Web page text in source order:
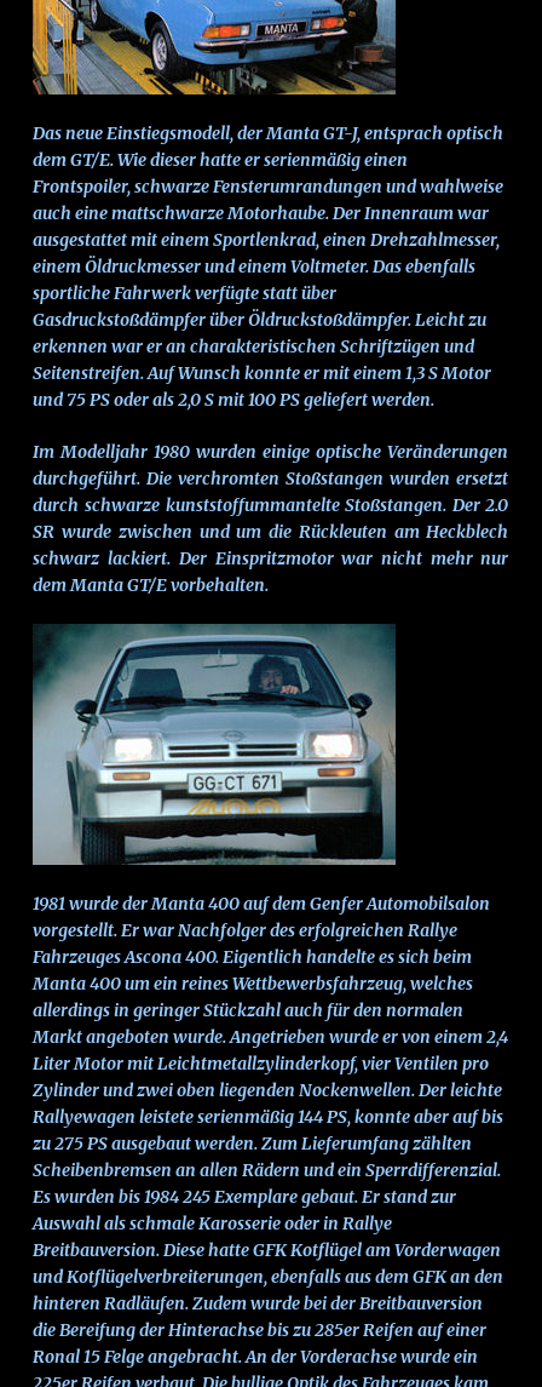
Das neue Einstiegsmodell, der Manta GT-J, entsprach optisch
dem GT/E. Wie dieser hatte er serienmäßig einen
Frontspoiler, schwarze Fensterumrandungen und wahlweise
auch eine mattschwarze Motorhaube. Der Innenraum war
ausgestattet mit einem Sportlenkrad, einen Drehzahlmesser,
einem Öldruckmesser und einem Voltmeter. Das ebenfalls
sportliche Fahrwerk verfügte statt über
Gasdruckstoßdämpfer über Öldruckstoßdämpfer. Leicht zu
erkennen war er an charakteristischen Schriftzügen und
Seitenstreifen. Auf Wunsch konnte er mit einem 1,3 S Motor
und 75 PS oder als 2,0 S mit 100 PS geliefert werden.
Im Modelljahr 1980 wurden einige optische Veränderungen
durchgeführt. Die verchromten Stoßstangen wurden ersetzt
durch schwarze kunststoffummantelte Stoßstangen. Der 2.0
SR wurde zwischen und um die Rückleuten am Heckblech
schwarz lackiert. Der Einspritzmotor war nicht mehr nur
dem Manta GT/E vorbehalten.
1981 wurde der Manta 400 auf dem Genfer Automobilsalon
vorgestellt. Er war Nachfolger des erfolgreichen Rallye
Fahrzeuges Ascona 400. Eigentlich handelte es sich beim
Manta 400 um ein reines Wettbewerbsfahrzeug, welches
allerdings in geringer Stückzahl auch für den normalen
Markt angeboten wurde. Angetrieben wurde er von einem 2,4
Liter Motor mit Leichtmetallzylinderkopf, vier Ventilen pro
Zylinder und zwei oben liegenden Nockenwellen. Der leichte
Rallyewagen leistete serienmäßig 144 PS, konnte aber auf bis
zu 275 PS ausgebaut werden. Zum Lieferumfang zählten
Scheibenbremsen an allen Rädern und ein Sperrdifferenzial.
Es wurden bis 1984 245 Exemplare gebaut. Er stand zur
Auswahl als schmale Karosserie oder in Rallye
Breitbauversion. Diese hatte GFK Kotflügel am Vorderwagen
und Kotflügelverbreiterungen, ebenfalls aus dem GFK an den
hinteren Radläufen. Zudem wurde bei der Breitbauversion
die Bereifung der Hinterachse bis zu 285er Reifen auf einer
Ronal 15 Felge angebracht. An der Vorderachse wurde ein